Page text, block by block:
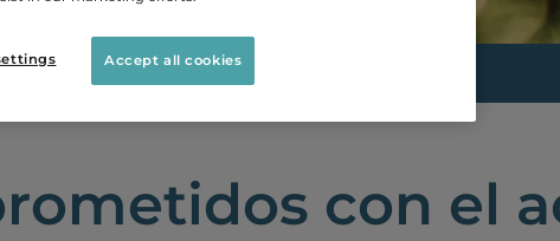
con el
Accept all cookies